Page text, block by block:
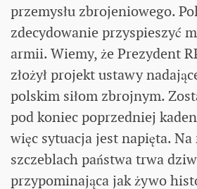
przemysłu zbrojeniowego.
zdecydowanie przyspieszyć
armii. Wiemy, że Prezydent
złożył projekt ustawy
polskim siłom zbrojnym.
pod koniec poprzedniej
więc sytuacja jest napięta.
szczeblach państwa trwa
przypominająca jak żywo